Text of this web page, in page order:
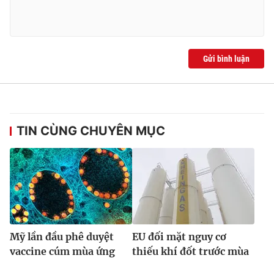
Phó Tổng Biên tập:Nguyễn Thị Mỹ Hạnh, Phạm Quốc Thắng,
Ðiện thoại Thời báo VTV:024.66 897 897
Email:toasoan@vtv.vn
Liên hệ quảng cáo:024-7300.7108
Gửi bình luận
TIN CÙNG CHUYÊN MỤC
Mỹ lần đầu phê duyệt
vaccine cúm mùa ứng
EU đối mặt nguy cơ
thiếu khí đốt trước mùa